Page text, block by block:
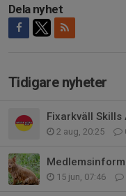
Dela nyhet
Tidigare nyheter
Fixarkväll Skills
2 aug, 20:25
15 jun, 07:46